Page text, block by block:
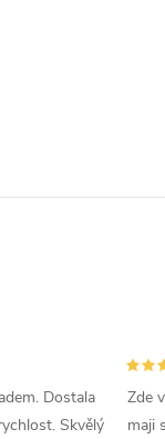
Dostala
Skvělý
Zde
maji